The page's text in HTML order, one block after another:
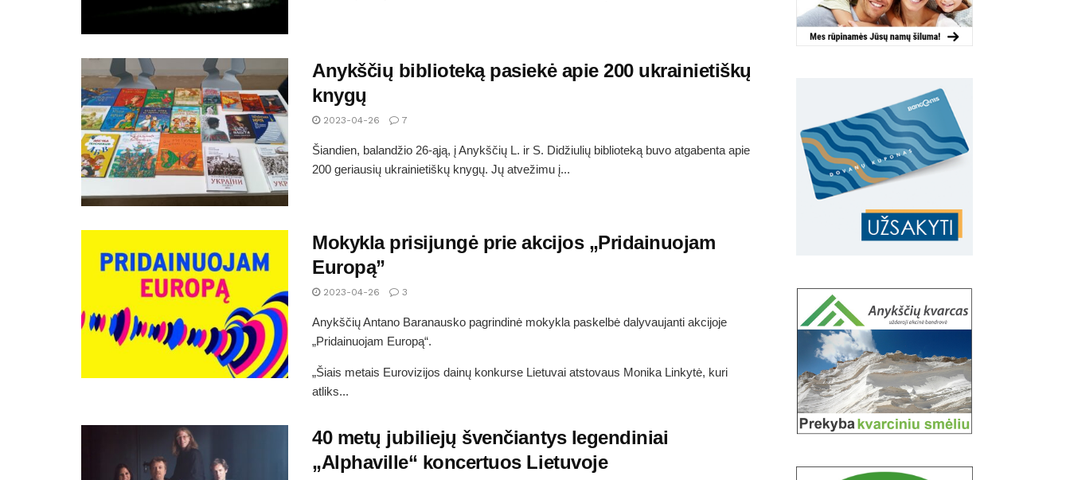
Anykščių biblioteką pasiekė apie 200 ukrainietiškų
knygų
2023-04-26 7
Šiandien, balandžio 26-ąją, į Anykščių L. ir S. Didžiulių biblioteką buvo atgabenta apie
200 geriausių ukrainietiškų knygų. Jų atvežimu į...
Mokykla prisijungė prie akcijos „Pridainuojam
Europą”
2023-04-26 3
Anykščių Antano Baranausko pagrindinė mokykla paskelbė dalyvaujanti akcijoje
„Pridainuojam Europą“.
„Šiais metais Eurovizijos dainų konkurse Lietuvai atstovaus Monika Linkytė, kuri
atliks...
40 metų jubiliejų švenčiantys legendiniai
„Alphaville“ koncertuos Lietuvoje